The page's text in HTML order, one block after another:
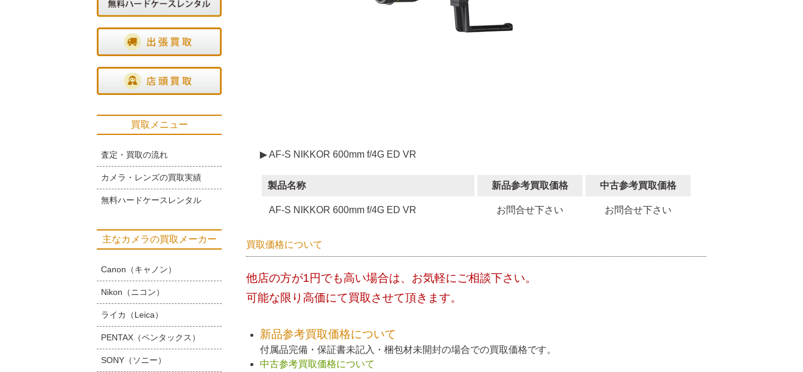
▶ AF-S NIKKOR 600mm f/4G ED VR
製品名称 新品参考買取価格 中古参考買取価格
AF-S NIKKOR 600mm f/4G ED VR お問合せ下さい お問合せ下さい
買取価格について
他店の方が1円でも高い場合は、お気軽にご相談下さい。
可能な限り高価にて買取させて頂きます。
新品参考買取価格について
付属品完備・保証書未記入・梱包材未開封の場合での買取価格です。
中古参考買取価格について
買取メニュー
査定・買取の流れ
カメラ・レンズの買取実績
無料ハードケースレンタル
主なカメラの買取メーカー
Canon（キャノン）
Nikon（ニコン）
ライカ（Leica）
PENTAX（ペンタックス）
SONY（ソニー）